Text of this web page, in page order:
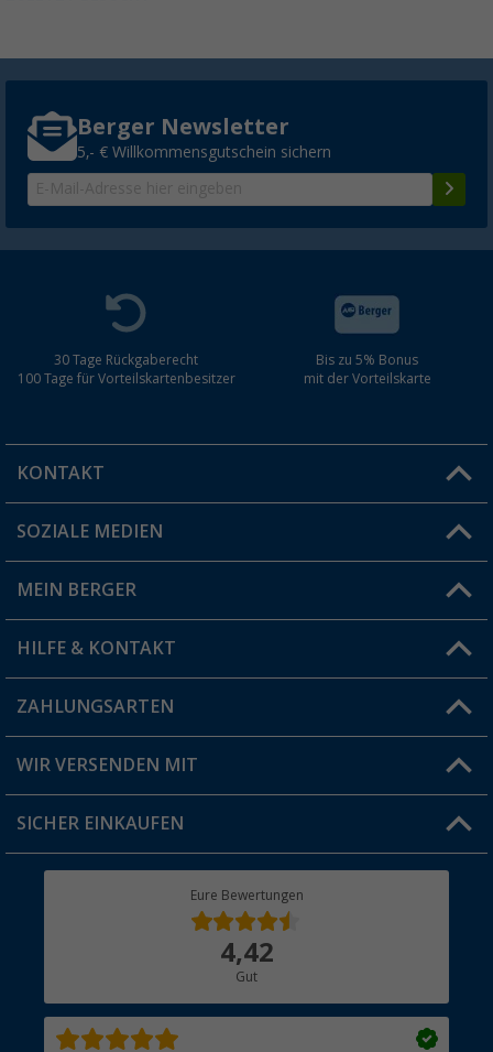
Berger Newsletter
5,- € Willkommensgutschein sichern
30 Tage Rückgaberecht
100 Tage für Vorteilskartenbesitzer
Bis zu 5% Bonus
mit der Vorteilskarte
KONTAKT
Du hast eine Frage?
Filiale finden
SOZIALE MEDIEN
MEIN BERGER
Vorteilskarte
Blog
Jobs & Karriere
HILFE & KONTAKT
FAQ & Kontakt
Versandinformationen
Rücksendung
ZAHLUNGSARTEN
WIR VERSENDEN MIT
SICHER EINKAUFEN
Eure Bewertungen
4,42
Gut